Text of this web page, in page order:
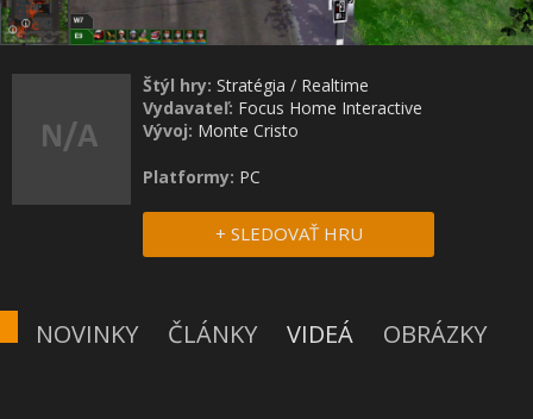
Štýl hry: Stratégia / Realtime
Vydavateľ: Focus Home Interactive
Vývoj: Monte Cristo
Platformy: PC
+ SLEDOVAŤ HRU
NOVINKY ČLÁNKY VIDEÁ OBRÁZKY